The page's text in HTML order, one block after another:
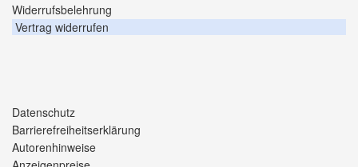
Widerrufsbelehrung
Vertrag widerrufen
Datenschutz
Barrierefreiheitserklärung
Autorenhinweise